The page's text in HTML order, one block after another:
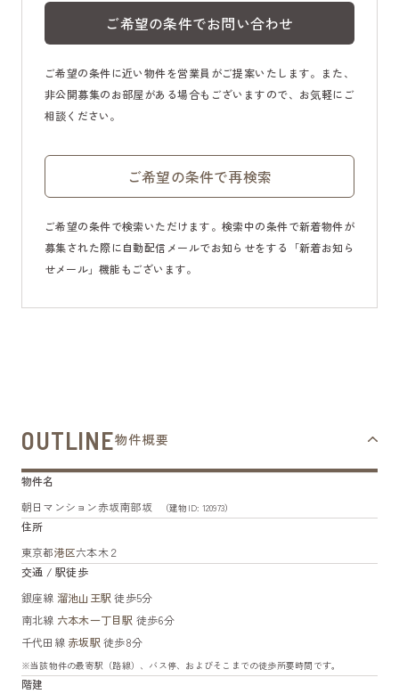
ご希望の条件でお問い合わせ
ご希望の条件に近い物件を営業員がご提案いたします。また、
非公開募集のお部屋がある場合もございますので、お気軽にご
相談ください。
ご希望の条件で再検索
ご希望の条件で検索いただけます。検索中の条件で新着物件が
募集された際に自動配信メールでお知らせをする「新着お知ら
せメール」機能もございます。
OUTLINE物件概要
物件名
朝日マンション赤坂南部坂
（建物ID: 120973）
住所
東京都港区六本木２
交通 / 駅徒歩
銀座線 溜池山王駅 徒歩5分
南北線 六本木一丁目駅 徒歩6分
千代田線 赤坂駅 徒歩8分
※当該物件の最寄駅（路線）、バス停、およびそこまでの徒歩所要時間です。
階建